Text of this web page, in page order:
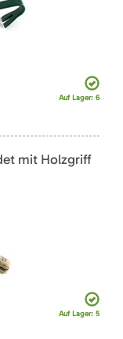
Auf Lager: 6
mit Holzgriff
Auf Lager: 5